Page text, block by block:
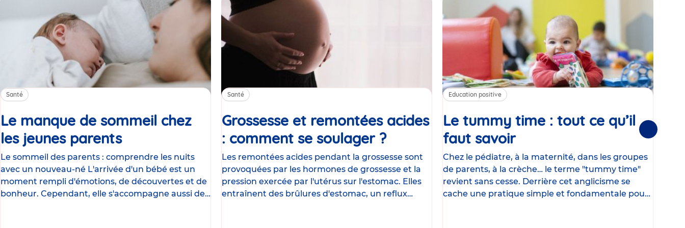
Santé
Le manque de sommeil chez
les jeunes parentsArticle
Le sommeil des parents : comprendre les nuits
avec un nouveau-né L'arrivée d'un bébé est un
moment rempli d'émotions, de découvertes et de
bonheur. Cependant, elle s'accompagne aussi de
Santé
Grossesse et remontées acides
: comment se soulager ?Article
Les remontées acides pendant la grossesse sont
provoquées par les hormones de grossesse et la
pression exercée par l'utérus sur l'estomac. Elles
entraînent des brûlures d'estomac, un reflux
Education positive
Le tummy time : tout ce qu’il
faut savoirArticle
Chez le pédiatre, à la maternité, dans les groupes
de parents, à la crèche… le terme "tummy time"
revient sans cesse. Derrière cet anglicisme se
cache une pratique simple et fondamentale pour
Suivantes